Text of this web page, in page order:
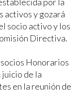
activos y gozará
socio activo y los
Directiva.
Honorarios
juicio de la
en la reunión de